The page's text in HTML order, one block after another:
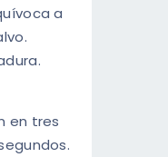
a
en tres